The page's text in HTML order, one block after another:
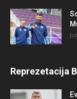
Reprezetacija